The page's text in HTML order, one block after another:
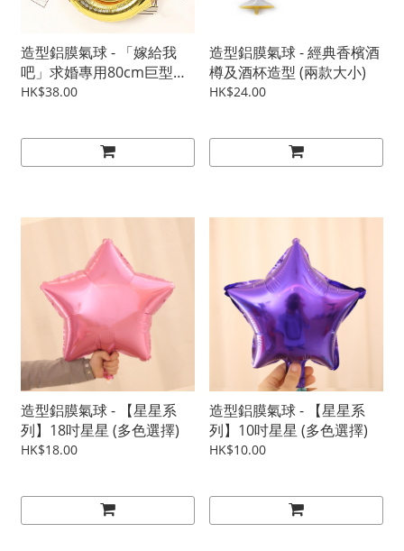
造型鋁膜氣球 - 「嫁給我
吧」求婚專用80cm巨型鑽
戒
HK$38.00
造型鋁膜氣球 - 經典香檳酒
樽及酒杯造型 (兩款大小)
HK$24.00
造型鋁膜氣球 - 【星星系
列】18吋星星 (多色選擇)
HK$18.00
造型鋁膜氣球 - 【星星系
列】10吋星星 (多色選擇)
HK$10.00